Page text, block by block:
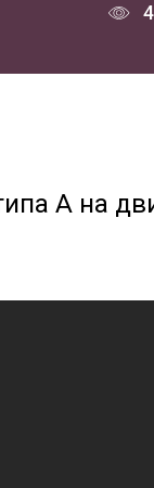
А на